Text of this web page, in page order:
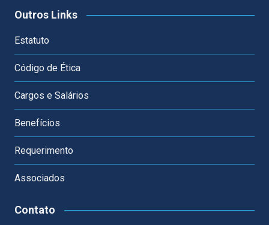
Outros Links
Estatuto
Código de Ética
Cargos e Salários
Benefícios
Requerimento
Associados
Contato